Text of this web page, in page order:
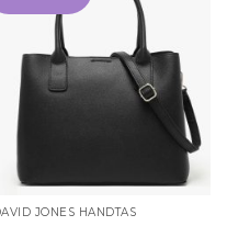
JONES HANDTAS